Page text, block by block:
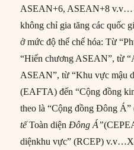
ASEAN+6, ASEAN+8 v.v…
không chỉ gia tăng các quốc
ở mức độ thể chế hóa: Từ
“Hiến chương ASEAN”, từ
ASEAN”, từ “Khu vực mậu
(EAFTA) đến “Cộng đồng
theo là “Cộng đồng Đông
tếToàn diệnĐông Á”
diệnkhu vực” (RCEP)